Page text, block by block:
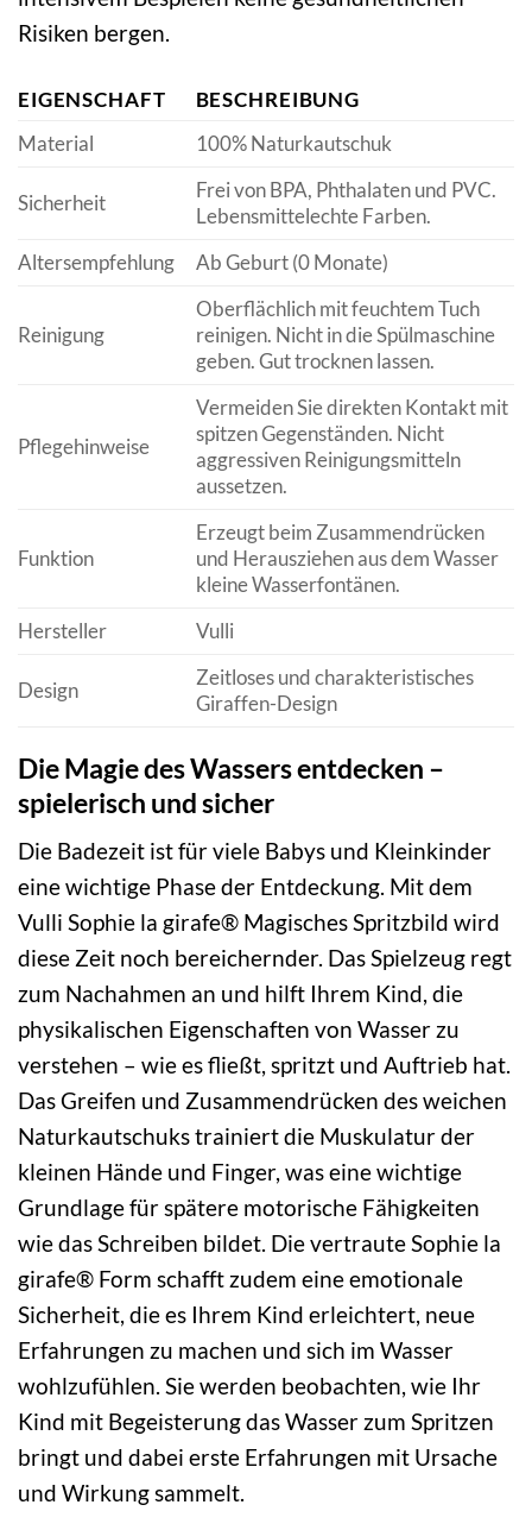
Risiken bergen.
EIGENSCHAFT
BESCHREIBUNG
Material
100% Naturkautschuk
Sicherheit
Frei von BPA, Phthalaten und PVC.
Lebensmittelechte Farben.
Altersempfehlung
Ab Geburt (0 Monate)
Reinigung
Oberflächlich mit feuchtem Tuch
reinigen. Nicht in die Spülmaschine
geben. Gut trocknen lassen.
Pflegehinweise
Vermeiden Sie direkten Kontakt mit
spitzen Gegenständen. Nicht
aggressiven Reinigungsmitteln
aussetzen.
Funktion
Erzeugt beim Zusammendrücken
und Herausziehen aus dem Wasser
kleine Wasserfontänen.
Hersteller
Vulli
Design
Zeitloses und charakteristisches
Giraffen-Design
Die Magie des Wassers entdecken –
spielerisch und sicher
Die Badezeit ist für viele Babys und Kleinkinder
eine wichtige Phase der Entdeckung. Mit dem
Vulli Sophie la girafe® Magisches Spritzbild wird
diese Zeit noch bereichernder. Das Spielzeug regt
zum Nachahmen an und hilft Ihrem Kind, die
physikalischen Eigenschaften von Wasser zu
verstehen – wie es fließt, spritzt und Auftrieb hat.
Das Greifen und Zusammendrücken des weichen
Naturkautschuks trainiert die Muskulatur der
kleinen Hände und Finger, was eine wichtige
Grundlage für spätere motorische Fähigkeiten
wie das Schreiben bildet. Die vertraute Sophie la
girafe® Form schafft zudem eine emotionale
Sicherheit, die es Ihrem Kind erleichtert, neue
Erfahrungen zu machen und sich im Wasser
wohlzufühlen. Sie werden beobachten, wie Ihr
Kind mit Begeisterung das Wasser zum Spritzen
bringt und dabei erste Erfahrungen mit Ursache
und Wirkung sammelt.